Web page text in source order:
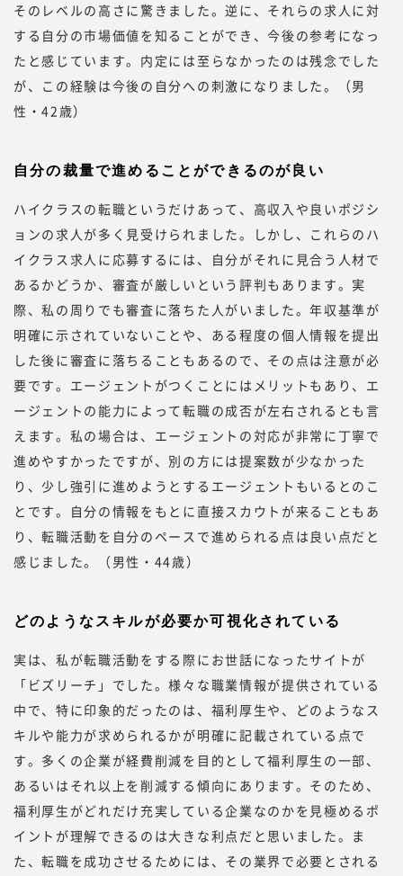
そのレベルの高さに驚きました。逆に、それらの求人に対
する自分の市場価値を知ることができ、今後の参考になっ
たと感じています。内定には至らなかったのは残念でした
が、この経験は今後の自分への刺激になりました。（男
性・42歳）
自分の裁量で進めることができるのが良い
ハイクラスの転職というだけあって、高収入や良いポジシ
ョンの求人が多く見受けられました。しかし、これらのハ
イクラス求人に応募するには、自分がそれに見合う人材で
あるかどうか、審査が厳しいという評判もあります。実
際、私の周りでも審査に落ちた人がいました。年収基準が
明確に示されていないことや、ある程度の個人情報を提出
した後に審査に落ちることもあるので、その点は注意が必
要です。エージェントがつくことにはメリットもあり、エ
ージェントの能力によって転職の成否が左右されるとも言
えます。私の場合は、エージェントの対応が非常に丁寧で
進めやすかったですが、別の方には提案数が少なかった
り、少し強引に進めようとするエージェントもいるとのこ
とです。自分の情報をもとに直接スカウトが来ることもあ
り、転職活動を自分のペースで進められる点は良い点だと
感じました。（男性・44歳）
どのようなスキルが必要か可視化されている
実は、私が転職活動をする際にお世話になったサイトが
「ビズリーチ」でした。様々な職業情報が提供されている
中で、特に印象的だったのは、福利厚生や、どのようなス
キルや能力が求められるかが明確に記載されている点で
す。多くの企業が経費削減を目的として福利厚生の一部、
あるいはそれ以上を削減する傾向にあります。そのため、
福利厚生がどれだけ充実している企業なのかを見極めるポ
イントが理解できるのは大きな利点だと思いました。ま
た、転職を成功させるためには、その業界で必要とされる